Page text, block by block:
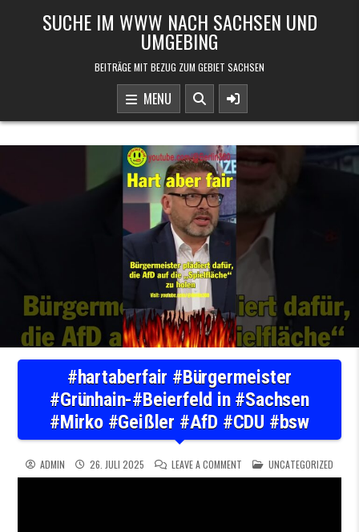
SUCHE IM WWW NACH SACHSEN UND
UMGEBING
BEITRÄGE MIT BEZUG ZUM GEBIET SACHSEN
MENU
#hartaberfair #Bürgermeister
#Grünhain-#Beierfeld in #Sachsen
#Mirko #Geißler #AfD #CDU #bsw
ADMIN 26. JULI 2025 LEAVE A COMMENT ON #HARTABERFAIR
POSTED IN
UNCATEGORIZED